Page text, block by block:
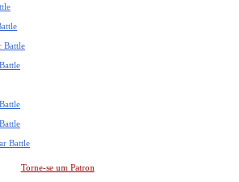
Battle
Battle
Torne-se um Patron